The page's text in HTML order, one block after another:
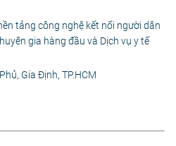
tảng công nghệ kết nối người dân
gia hàng đầu và Dịch vụ y tế
Gia Định, TP.HCM